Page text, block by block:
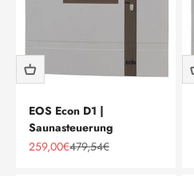
EOS Econ D1 |
Saunasteuerung
Angebot
259,00€Regulärer Preis
479,54€